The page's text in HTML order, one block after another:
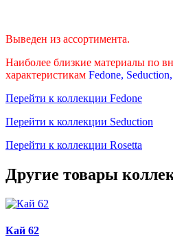
Выведен из ассортимента.
Наиболее близкие материалы по
характеристикам Fedone,
Перейти к коллекции Fedone
Перейти к коллекции Seduction
Перейти к коллекции Rosetta
Другие товары
Кай 62